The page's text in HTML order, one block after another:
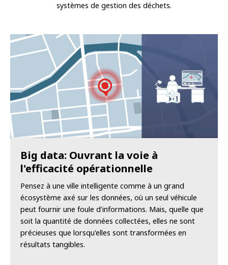
systèmes de gestion des déchets.
Big data: Ouvrant la voie à
l'efficacité opérationnelle
Pensez à une ville intelligente comme à un grand
écosystème axé sur les données, où un seul véhicule
peut fournir une foule d'informations. Mais, quelle que
soit la quantité de données collectées, elles ne sont
précieuses que lorsqu'elles sont transformées en
résultats tangibles.